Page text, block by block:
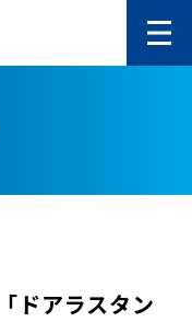
ドアラスタン